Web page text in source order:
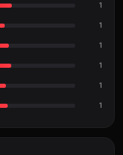
1
1
1
1
1
1